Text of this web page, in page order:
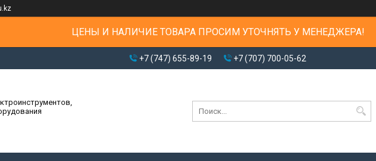
ЦЕНЫ И НАЛИЧИЕ ТОВАРА ПРОСИМ УТОЧНЯТЬ У МЕНЕДЖЕРА!
+7 (747) 655-89-19 +7 (707) 700-05-62